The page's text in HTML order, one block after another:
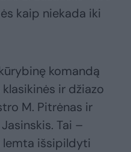
kaip niekada iki
komandą
ir džiazo
M. Pitrėnas ir
Tai –
lemta išsipildyti